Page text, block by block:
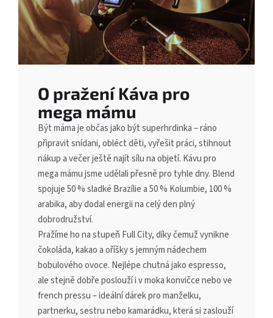
O pražení Káva pro
mega mámu
Být máma je občas jako být superhrdinka – ráno
připravit snídani, obléct děti, vyřešit práci, stihnout
nákup a večer ještě najít sílu na objetí. Kávu pro
mega mámu jsme udělali přesně pro tyhle dny. Blend
spojuje 50 % sladké Brazílie a 50 % Kolumbie, 100 %
arabika, aby dodal energii na celý den plný
dobrodružství.
Pražíme ho na stupeň Full City, díky čemuž vynikne
čokoláda, kakao a oříšky s jemným nádechem
bobulového ovoce. Nejlépe chutná jako espresso,
ale stejně dobře poslouží i v moka konvičce nebo ve
french pressu – ideální dárek pro manželku,
partnerku, sestru nebo kamarádku, která si zaslouží